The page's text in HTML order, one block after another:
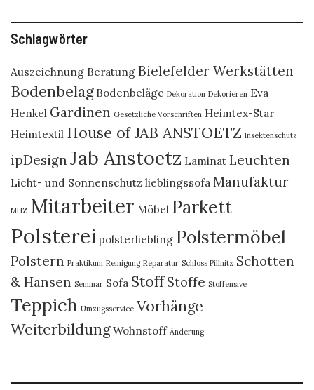
Schlagwörter
Auszeichnung Beratung Bielefelder Werkstätten
Bodenbelag Bodenbeläge Dekoration Dekorieren Eva
Henkel Gardinen Gesetzliche Vorschriften Heimtex-Star
Heimtextil House of JAB ANSTOETZ Insektenschutz
ipDesign Jab Anstoetz Laminat Leuchten
Licht- und Sonnenschutz lieblingssofa Manufaktur
MHZ Mitarbeiter Möbel Parkett
Polsterei polsterliebling Polstermöbel
Polstern Praktikum Reinigung Reparatur Schloss Pillnitz Schotten
& Hansen Seminar Sofa Stoff Stoffe Stoffensive
Teppich Umzugsservice Vorhänge
Weiterbildung Wohnstoff Änderung